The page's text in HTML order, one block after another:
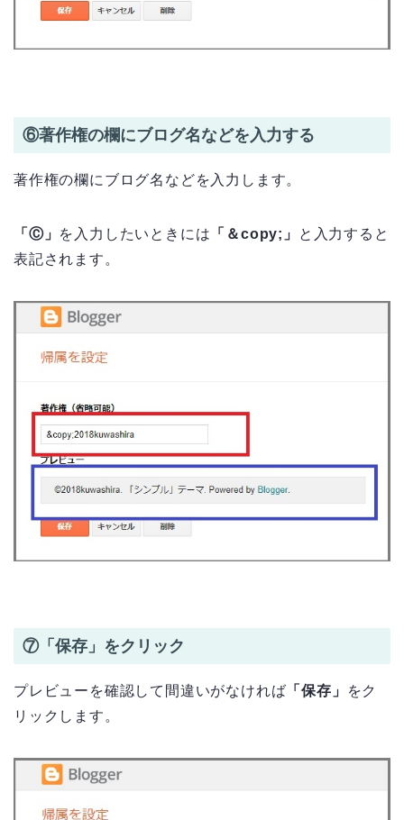
⑥著作権の欄にブログ名などを入力する
著作権の欄にブログ名などを入力します。
「Ⓒ」 を入力したいときには 「＆copy;」
と入力すると
表記されます。
⑦「保存」をクリック
プレビューを確認して間違いがなければ 「保存」
をク
リックします。